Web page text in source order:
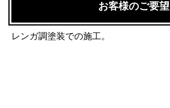
お客様のご要望
レンガ調塗装での施工。